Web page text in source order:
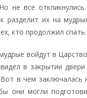
не все
разделит их на
кто продолжил спать.
войдут в
в закрытии
в чем
они могли